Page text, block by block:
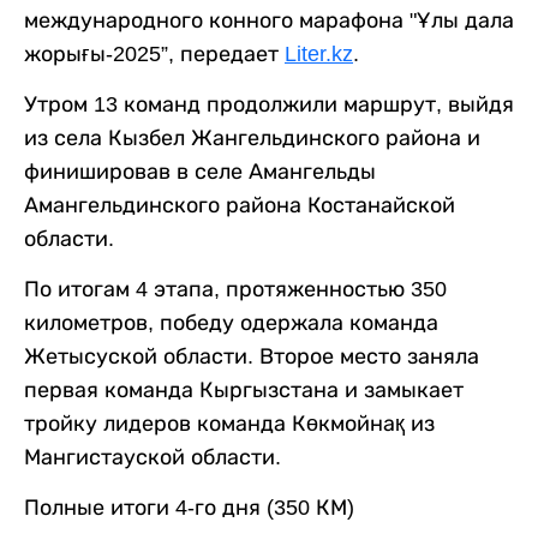
международного конного марафона "Ұлы дала
жорығы-2025”, передает Liter.kz.
Утром 13 команд продолжили маршрут, выйдя
из села Кызбел Жангельдинского района и
финишировав в селе Амангельды
Амангельдинского района Костанайской
области.
По итогам 4 этапа, протяженностью 350
километров, победу одержала команда
Жетысуской области. Второе место заняла
первая команда Кыргызстана и замыкает
тройку лидеров команда Көкмойнақ из
Мангистауской области.
Полные итоги 4-го дня (350 КМ)